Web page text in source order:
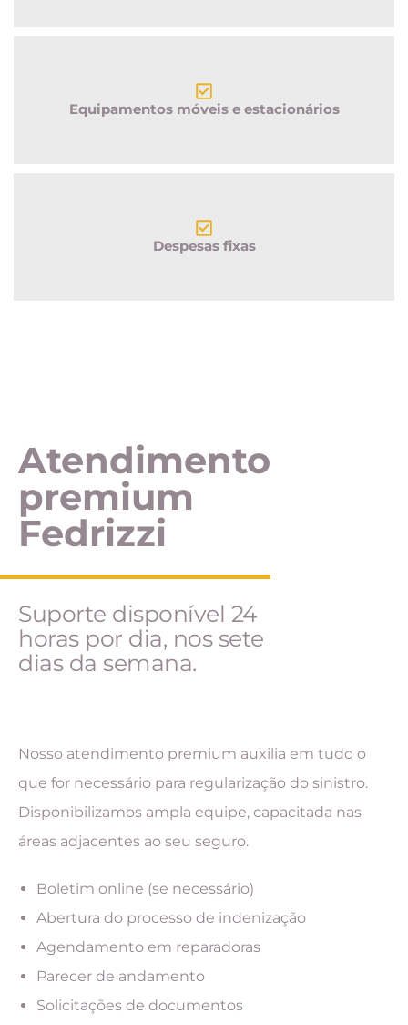
Equipamentos móveis e estacionários
Despesas fixas
Atendimento
premium
Fedrizzi
Suporte disponível 24
horas por dia, nos sete
dias da semana.
Nosso atendimento premium auxilia em tudo o
que for necessário para regularização do sinistro.
Disponibilizamos ampla equipe, capacitada nas
áreas adjacentes ao seu seguro.
Boletim online (se necessário)
Abertura do processo de indenização
Agendamento em reparadoras
Parecer de andamento
Solicitações de documentos